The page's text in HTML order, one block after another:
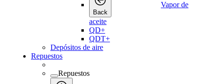
Back
Vapor de
aceite
QD+
QDT+
Depósitos de aire
Repuestos
Repuestos